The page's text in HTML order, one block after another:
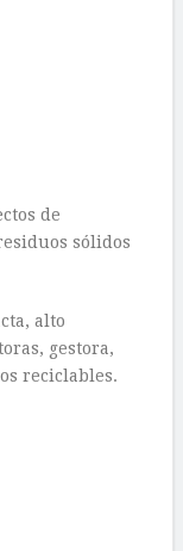
de
sólidos
alto
gestora,
reciclables.